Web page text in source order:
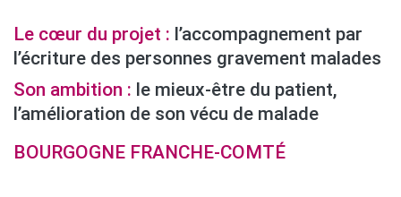
Le cœur du projet : l’accompagnement par
l’écriture des personnes gravement malades
Son ambition : le mieux-être du patient,
l’amélioration de son vécu de malade
BOURGOGNE FRANCHE-COMTÉ